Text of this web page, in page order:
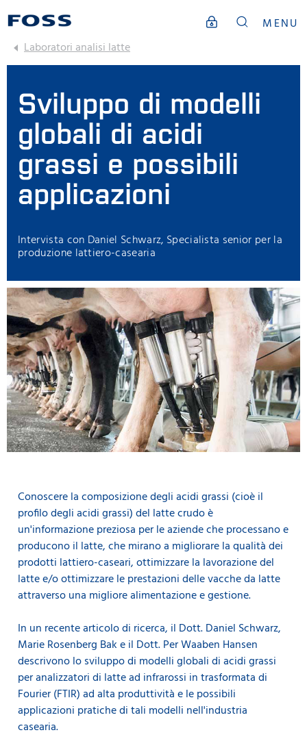
MENU
Laboratori analisi latte
Sviluppo di modelli
globali di acidi
grassi e possibili
applicazioni
Intervista con Daniel Schwarz, Specialista senior per la
produzione lattiero-casearia
Conoscere la composizione degli acidi grassi (cioè il
profilo degli acidi grassi) del latte crudo è
un'informazione preziosa per le aziende che processano e
producono il latte, che mirano a migliorare la qualità dei
prodotti lattiero-caseari, ottimizzare la lavorazione del
latte e/o ottimizzare le prestazioni delle vacche da latte
attraverso una migliore alimentazione e gestione.
In un recente articolo di ricerca, il Dott. Daniel Schwarz,
Marie Rosenberg Bak e il Dott. Per Waaben Hansen
descrivono lo sviluppo di modelli globali di acidi grassi
per analizzatori di latte ad infrarossi in trasformata di
Fourier (FTIR) ad alta produttività e le possibili
applicazioni pratiche di tali modelli nell'industria
casearia.